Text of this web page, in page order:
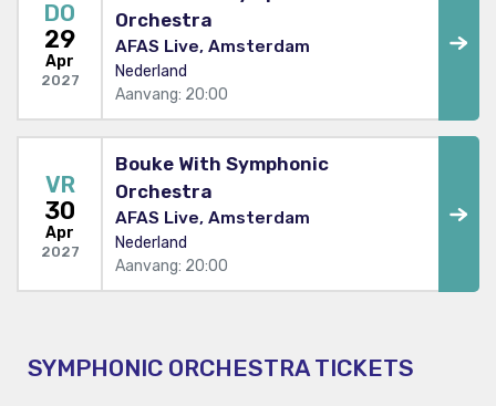
DO
29
Apr
2027
Orchestra
AFAS Live, Amsterdam
Nederland
Aanvang: 20:00
VR
30
Apr
2027
Bouke With Symphonic
Orchestra
AFAS Live, Amsterdam
Nederland
Aanvang: 20:00
SYMPHONIC ORCHESTRA TICKETS